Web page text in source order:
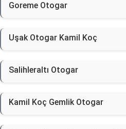
Goreme Otogar
Uşak Otogar Kamil Koç
Salihleraltı Otogar
Kamil Koç Gemlik Otogar